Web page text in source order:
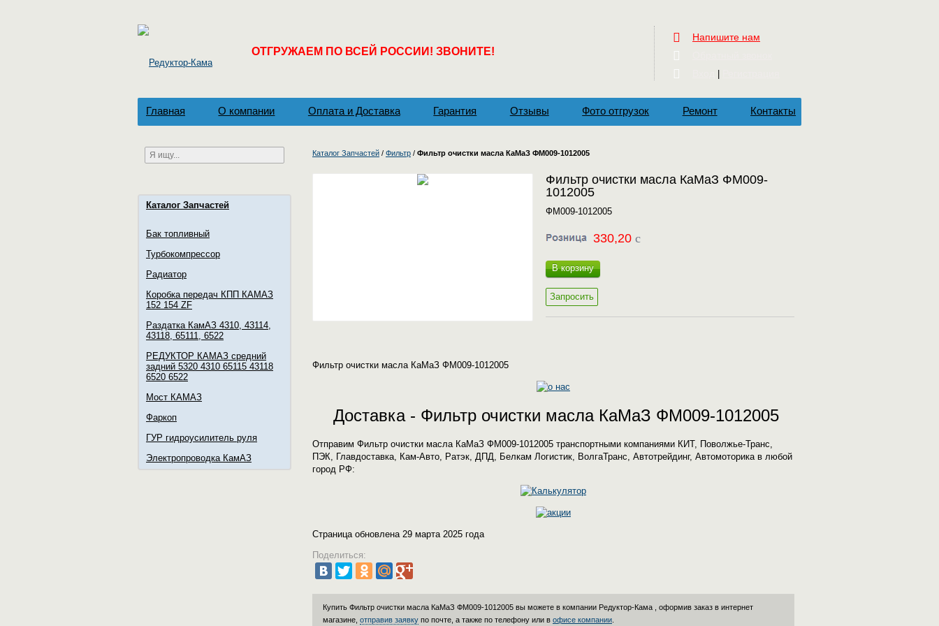
ОТГРУЖАЕМ ПО ВСЕЙ РОССИИ! ЗВОНИТЕ!
Напишите нам
|
Главная О компании Оплата и Доставка Гарантия Отзывы Фото отгрузок Ремонт Контакты
Каталог Запчастей
Бак топливный
Турбокомпрессор
Радиатор
Коробка передач КПП КАМАЗ
152 154 ZF
Раздатка КамАЗ 4310, 43114,
43118, 65111, 6522
РЕДУКТОР КАМАЗ средний
задний 5320 4310 65115 43118
6520 6522
Мост КАМАЗ
Фаркоп
ГУР гидроусилитель руля
Электропроводка КамАЗ
Каталог Запчастей / Фильтр / Фильтр очистки масла КаМаЗ ФМ009-1012005
Фильтр очистки масла КаМаЗ ФМ009-
1012005
ФМ009-1012005
330,20 c
В корзину
Запросить
Фильтр очистки масла КаМаЗ ФМ009-1012005
Доставка - Фильтр очистки масла КаМаЗ ФМ009-1012005
Отправим Фильтр очистки масла КаМаЗ ФМ009-1012005 транспортными компаниями КИТ, Поволжье-Транс,
ПЭК, Главдоставка, Кам-Авто, Ратэк, ДПД, Белкам Логистик, ВолгаТранс, Автотрейдинг, Автомоторика в любой
город РФ:
Страница обновлена 29 марта 2025 года
Поделиться:
Купить Фильтр очистки масла КаМаЗ ФМ009-1012005 вы можете в компании Редуктор-Кама , оформив заказ в интернет
магазине, отправив заявку по почте, а также по телефону или в офисе компании